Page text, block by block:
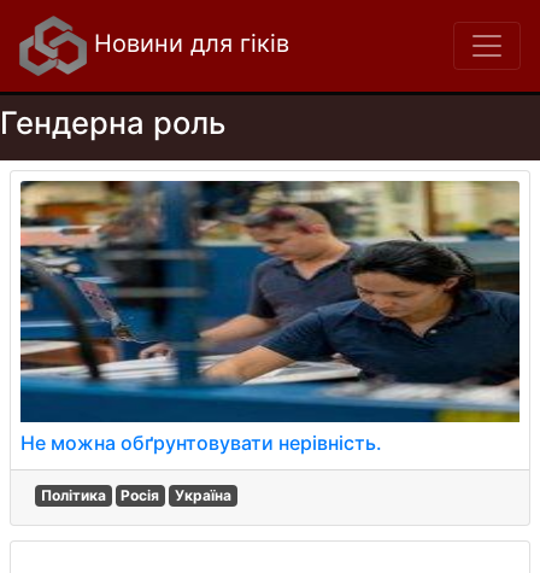
Новини для гіків
Гендерна роль
Не можна обґрунтовувати нерівність.
Політика Росія Україна